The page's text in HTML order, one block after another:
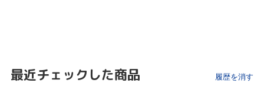
最近チェックした商品 履歴を消す